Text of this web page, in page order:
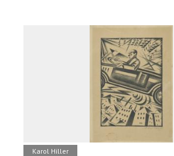
Karol Hiller